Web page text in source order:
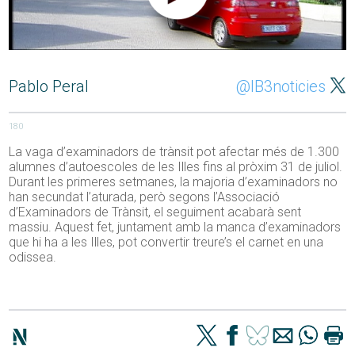
Pablo Peral @IB3noticies
180
La vaga d’examinadors de trànsit pot afectar més de 1.300
alumnes d’autoescoles de les Illes fins al pròxim 31 de juliol.
Durant les primeres setmanes, la majoria d’examinadors no
han secundat l’aturada, però segons l’Associació
d’Examinadors de Trànsit, el seguiment acabarà sent
massiu. Aquest fet, juntament amb la manca d’examinadors
que hi ha a les Illes, pot convertir treure’s el carnet en una
odissea.